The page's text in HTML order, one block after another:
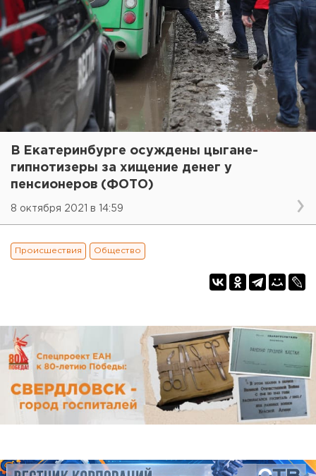
В Екатеринбурге осуждены цыгане-
гипнотизеры за хищение денег у
пенсионеров (ФОТО)
8 октября 2021 в 14:59
Происшествия Общество